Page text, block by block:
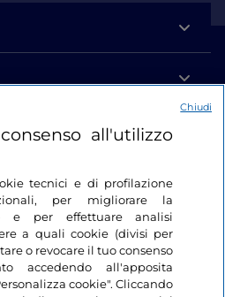
all'utilizzo
tecnici e di profilazione
per migliorare la
e per effettuare analisi
a quali cookie (divisi per
o revocare il tuo consenso
accedendo all'apposita
cookie". Cliccando
Chiudi